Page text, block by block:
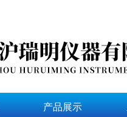
产品展示